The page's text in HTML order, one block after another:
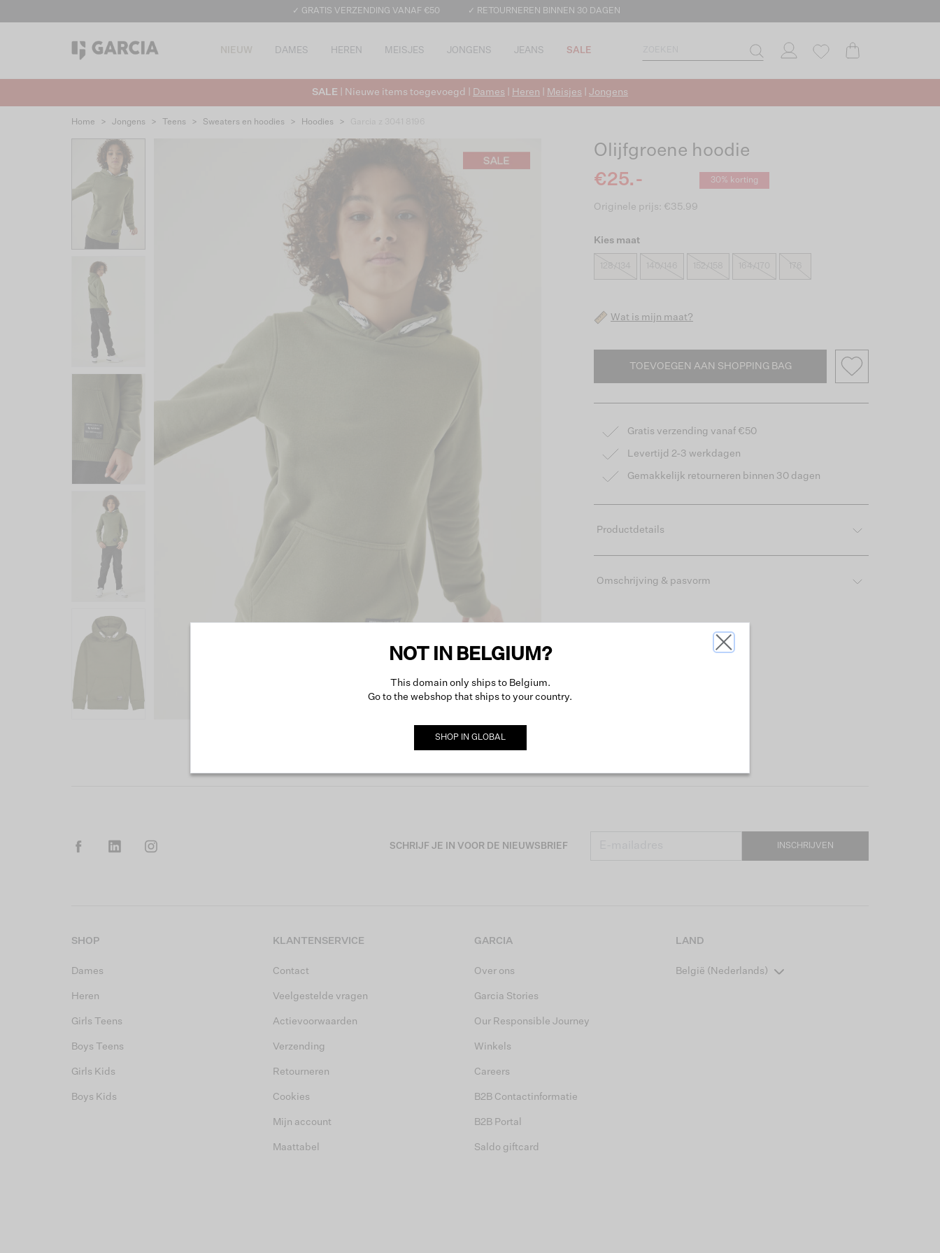
✓ GRATIS VERZENDING VANAF €50 ✓ RETOURNEREN BINNEN 30 DAGEN
NIEUW DAMES HEREN MEISJES JONGENS JEANS SALE
SALE | Nieuwe items toegevoegd | Dames Heren Meisjes Jongens
Home > Jongens > Teens > Sweaters en hoodies > Hoodies >
Olijfgroene hoodie
€25.-
30% korting
Originele prijs: €35.99
Kies maat
128/134
Wat is mijn maat?
TOEVOEGEN AAN SHOPPING BAG
Gratis verzending vanaf €50
Levertijd 2-3 werkdagen
Gemakkelijk retourneren binnen 30 dagen
Productdetails
Omschrijving & pasvorm
SCHRIJF JE IN VOOR DE NIEUWSBRIEF INSCHRIJVEN
SHOP
Dames
Heren
Girls Teens
Boys Teens
Girls Kids
Boys Kids
KLANTENSERVICE
Contact
Veelgestelde vragen
Actievoorwaarden
Verzending
Retourneren
Cookies
Mijn account
Maattabel
GARCIA
Over ons
Garcia Stories
Our Responsible Journey
Winkels
Careers
B2B Contactinformatie
B2B Portal
Saldo giftcard
LAND
België (Nederlands)
NOT IN BELGIUM?
This domain only ships to Belgium.
Go to the webshop that ships to your country.
SHOP IN GLOBAL